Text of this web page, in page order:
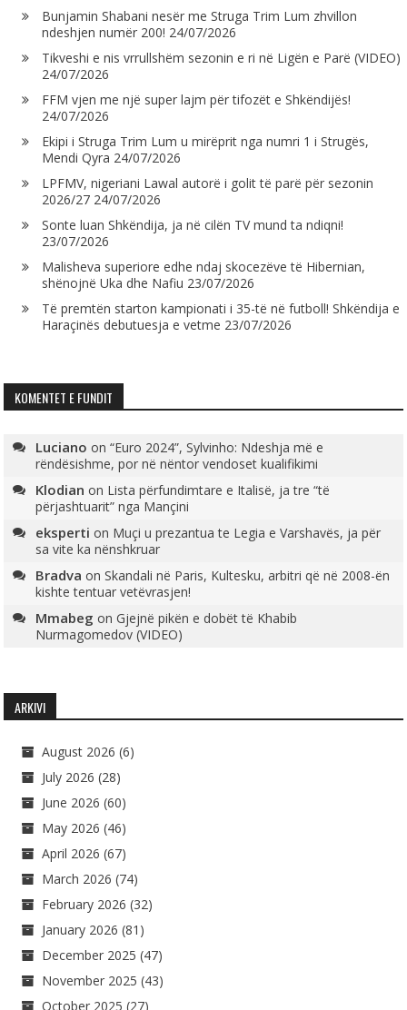
Bunjamin Shabani nesër me Struga Trim Lum zhvillon
ndeshjen numër 200! 24/07/2026
Tikveshi e nis vrrullshëm sezonin e ri në Ligën e Parë (VIDEO)
24/07/2026
FFM vjen me një super lajm për tifozët e Shkëndijës!
24/07/2026
Ekipi i Struga Trim Lum u mirëprit nga numri 1 i Strugës,
Mendi Qyra 24/07/2026
LPFMV, nigeriani Lawal autorë i golit të parë për sezonin
2026/27 24/07/2026
Sonte luan Shkëndija, ja në cilën TV mund ta ndiqni!
23/07/2026
Malisheva superiore edhe ndaj skocezëve të Hibernian,
shënojnë Uka dhe Nafiu 23/07/2026
Të premtën starton kampionati i 35-të në futboll! Shkëndija e
Haraçinës debutuesja e vetme 23/07/2026
KOMENTET E FUNDIT
Luciano on“Euro 2024”, Sylvinho: Ndeshja më e
rëndësishme, por në nëntor vendoset kualifikimi
Klodian on Lista përfundimtare e Italisë, ja tre “të
përjashtuarit” nga Mançini
eksperti on Muçi u prezantua te Legia e Varshavës, ja për
sa vite ka nënshkruar
Bradva onSkandali në Paris, Kultesku, arbitri që në 2008-ën
kishte tentuar vetëvrasjen!
Mmabeg onGjejnë pikën e dobët të Khabib
Nurmagomedov (VIDEO)
ARKIVI
August 2026 (6)
July 2026 (28)
June 2026 (60)
May 2026 (46)
April 2026 (67)
March 2026 (74)
February 2026 (32)
January 2026 (81)
December 2025 (47)
November 2025 (43)
October 2025 (27)